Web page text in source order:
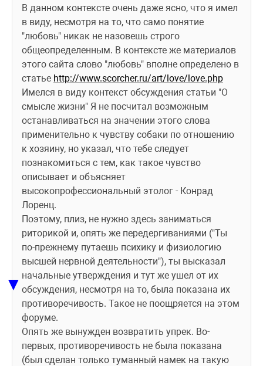
В данном контексте очень даже ясно, что я имел
в виду, несмотря на то, что само понятие
"любовь" никак не назовешь строго
общеопределенным. В контексте же материалов
этого сайта слово "любовь" вполне определено в
статье http://www.scorcher.ru/art/love/love.php
Имелся в виду контекст обсуждения статьи "О
смысле жизни" Я не посчитал возможным
останавливаться на значении этого слова
применительно к чувству собаки по отношению
к хозяину, но указал, что тебе следует
познакомиться с тем, как такое чувство
описывает и объясняет
высокопрофессиональный этолог - Конрад
Лоренц.
Поэтому, плиз, не нужно здесь заниматься
риторикой и, опять же передергиваниями ("Ты
по-прежнему путаешь психику и физиологию
высшей нервной деятельности"), ты высказал
начальные утверждения и тут же ушел от их
обсуждения, несмотря на то, была показана их
противоречивость. Такое не поощряется на этом
форуме.
Опять же вынужден возвратить упрек. Во-
первых, противоречивость не была показана
(был сделан только туманный намек на такую
▼